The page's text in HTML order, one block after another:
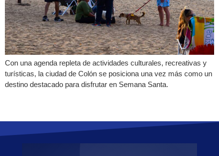
Con una agenda repleta de actividades culturales, recreativas y
turísticas, la ciudad de Colón se posiciona una vez más como un
destino destacado para disfrutar en Semana Santa.